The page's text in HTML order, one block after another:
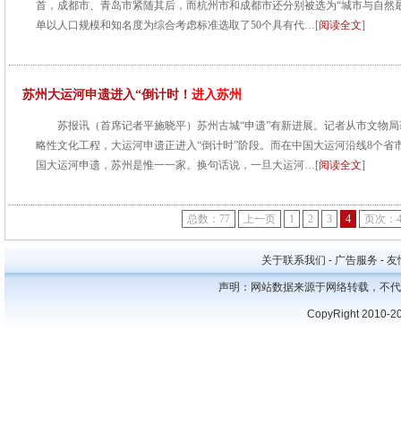
首，成都市、青岛市紧随其后，而杭州市和成都市还分别被选为“城市与自然
单以人口规模和知名度为综合考虑标准选取了50个具有代…[阅读全文]
苏州大运河申遗进入“倒计时！ 进入苏州
苏报讯（首席记者平施晓平）苏州古城“申遗”有新进展。记者从市文物
略性文化工程，大运河申遗正进入“倒计时”阶段。而在中国大运河沿线8个省
国大运河申遗，苏州是惟一一家。换句话说，一旦大运河…[阅读全文]
总数：77 上一页 1 2 3 4 页次：
关于联系我们 - 广告服务 -
声明：网站数据来源于网络转载，不
CopyRight 2010-